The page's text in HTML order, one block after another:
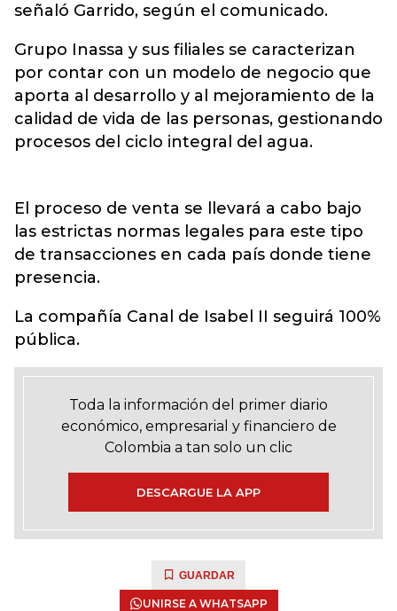
señaló Garrido, según el comunicado.
Grupo Inassa y sus filiales se caracterizan
por contar con un modelo de negocio que
aporta al desarrollo y al mejoramiento de la
calidad de vida de las personas, gestionando
procesos del ciclo integral del agua.
El proceso de venta se llevará a cabo bajo
las estrictas normas legales para este tipo
de transacciones en cada país donde tiene
presencia.
La compañía Canal de Isabel II seguirá 100%
pública.
Toda la información del primer diario
económico, empresarial y financiero de
Colombia a tan solo un clic
DESCARGUE LA APP
GUARDAR
UNIRSE A WHATSAPP